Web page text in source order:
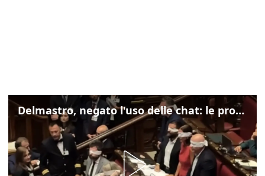
Delmastro, negato l'uso delle chat: le proteste di Avs e M5s